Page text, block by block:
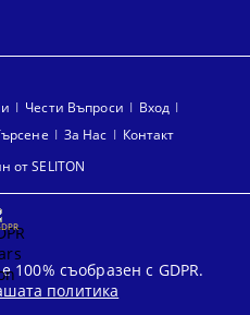
от SELITON
Чести Въпроси
Вход
За Нас Контакт
съобразен с GDPR.
политика